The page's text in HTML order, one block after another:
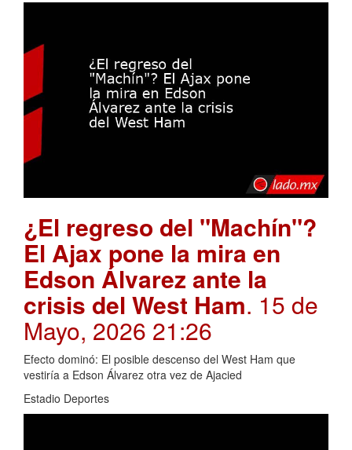
¿El regreso del "Machín"?
El Ajax pone la mira en
Edson Álvarez ante la
crisis del West Ham. 15 de
Mayo, 2026 21:26
Efecto dominó: El posible descenso del West Ham que
vestiría a Edson Álvarez otra vez de Ajacied
Estadio Deportes